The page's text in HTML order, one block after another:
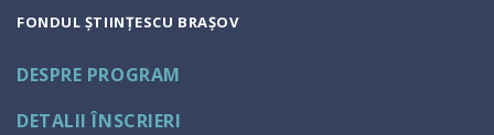
FONDUL ȘTIINȚESCU BRAȘOV
DESPRE PROGRAM
DETALII ÎNSCRIERI